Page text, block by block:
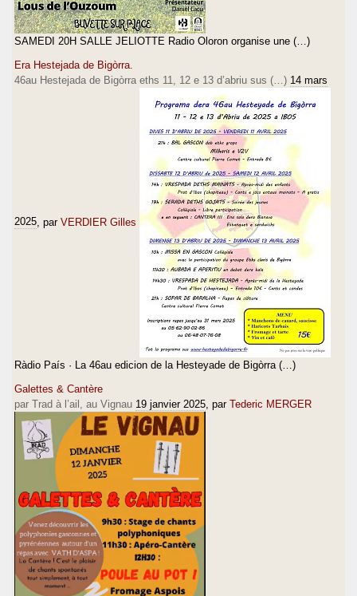
SAMEDI 20H SALLE JELIOTTE Radio Oloron organise une (…)
Era Hestejada de Bigòrra.
46au Hestejada de Bigòrra eths 11, 12 e 13 d’abriu sus (…) 14 mars
2025 , par VERDIER Gilles
Ràdio País · La 46au edicion de la Hesteyade de Bigòrra (…)
Galettes & Cantère
par Trad à l’ail, au Vignau 19 janvier 2025 , par Tederic MERGER